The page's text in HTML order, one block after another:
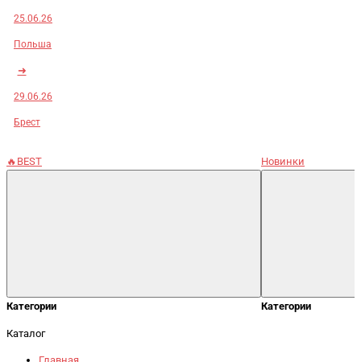
25.06.26
Польша
➜
29.06.26
Брест
🔥BEST
Категории
Новинки
Категории
Каталог